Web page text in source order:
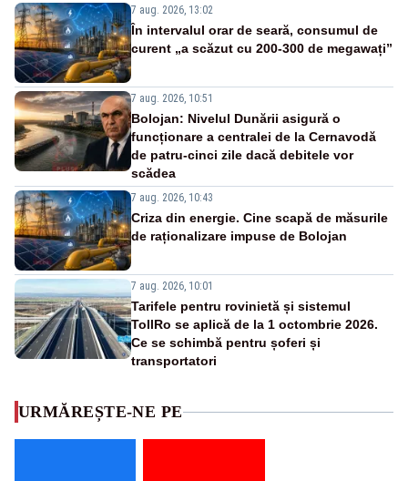
7 aug. 2026, 13:02
În intervalul orar de seară, consumul de
curent „a scăzut cu 200-300 de megawați”
7 aug. 2026, 10:51
Bolojan: Nivelul Dunării asigură o
funcționare a centralei de la Cernavodă
de patru-cinci zile dacă debitele vor
scădea
7 aug. 2026, 10:43
Criza din energie. Cine scapă de măsurile
de raționalizare impuse de Bolojan
7 aug. 2026, 10:01
Tarifele pentru rovinietă și sistemul
TollRo se aplică de la 1 octombrie 2026.
Ce se schimbă pentru șoferi și
transportatori
URMĂREȘTE-NE PE